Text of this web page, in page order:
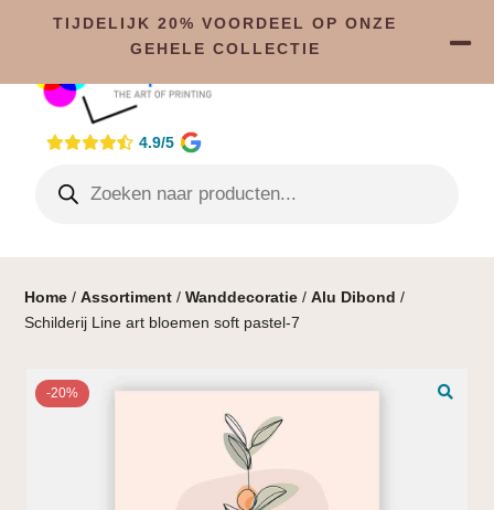
4.9/5
Home /Assortiment /Wanddecoratie /Alu Dibond /
Schilderij Line art bloemen soft pastel-7
-20%
TIJDELIJK 20% VOORDEEL OP ONZE
GEHELE COLLECTIE